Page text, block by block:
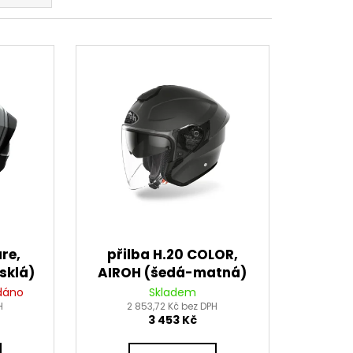
přilba H.20 COLOR,
AIROH (šedá-matná)
2023
Skladem
2 853,72 Kč bez DPH
3 453 Kč
14 PALCŮ